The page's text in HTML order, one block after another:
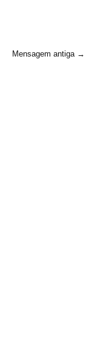
Mensagem antiga →